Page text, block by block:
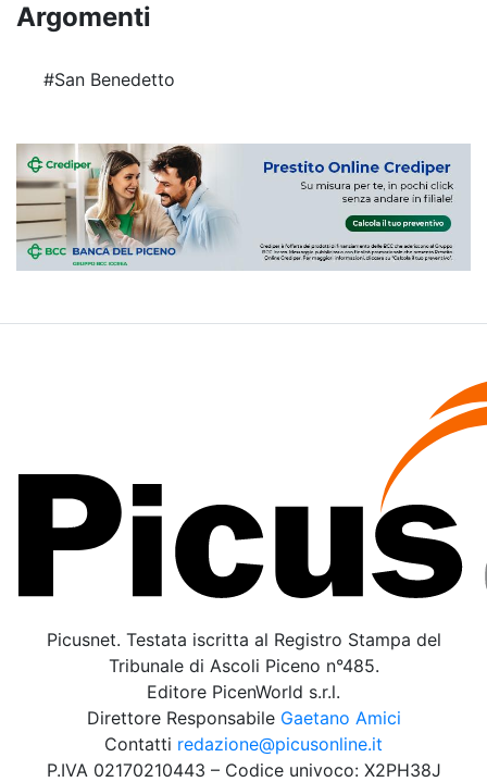
Argomenti
#San Benedetto
Picusnet. Testata iscritta al Registro Stampa del
Tribunale di Ascoli Piceno n°485.
Editore PicenWorld s.r.l.
Direttore Responsabile Gaetano Amici
Contatti redazione@picusonline.it
P.IVA 02170210443 – Codice univoco: X2PH38J